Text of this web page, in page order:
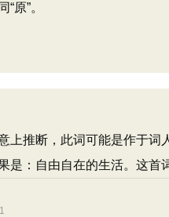
原”。
上推断，此词可能是作于
：自由自在的生活。这首